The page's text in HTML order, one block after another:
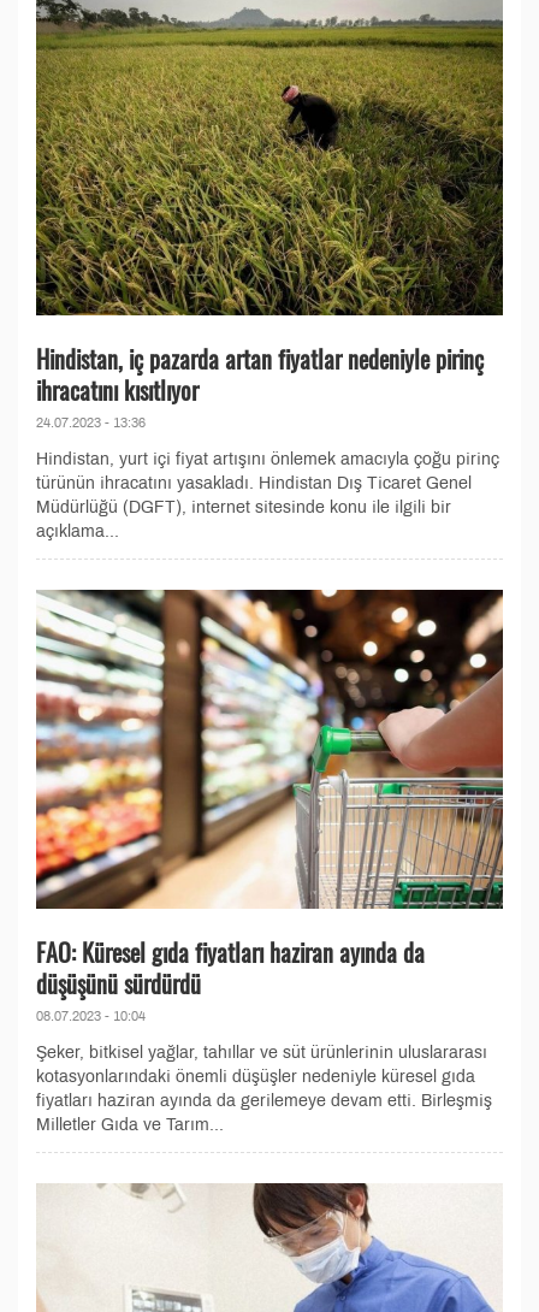
Hindistan, iç pazarda artan fiyatlar nedeniyle pirinç
ihracatını kısıtlıyor
24.07.2023 - 13:36
Hindistan, yurt içi fiyat artışını önlemek amacıyla çoğu pirinç
türünün ihracatını yasakladı. Hindistan Dış Ticaret Genel
Müdürlüğü (DGFT), internet sitesinde konu ile ilgili bir
açıklama...
FAO: Küresel gıda fiyatları haziran ayında da
düşüşünü sürdürdü
08.07.2023 - 10:04
Şeker, bitkisel yağlar, tahıllar ve süt ürünlerinin uluslararası
kotasyonlarındaki önemli düşüşler nedeniyle küresel gıda
fiyatları haziran ayında da gerilemeye devam etti. Birleşmiş
Milletler Gıda ve Tarım...